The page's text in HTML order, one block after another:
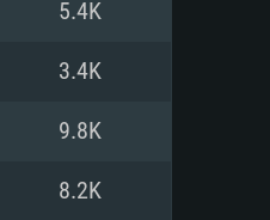
5.4K
3.4K
9.8K
8.2K